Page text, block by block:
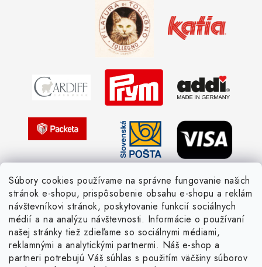
Súbory cookies používame na správne fungovanie našich
stránok e-shopu, prispôsobenie obsahu e-shopu a reklám
návštevníkovi stránok, poskytovanie funkcií sociálnych
médií a na analýzu návštevnosti. Informácie o používaní
našej stránky tiež zdieľame so sociálnymi médiami,
reklamnými a analytickými partnermi. Náš e-shop a
partneri potrebujú Váš súhlas s použitím väčšiny súborov
Kedy objednáme nový tovar
Žiadosť dotknutej osoby
Ako sa orientovať v hrúbke priadzí
Pletený slovník anglicky-česky
Pletený slovník česky-anglicky